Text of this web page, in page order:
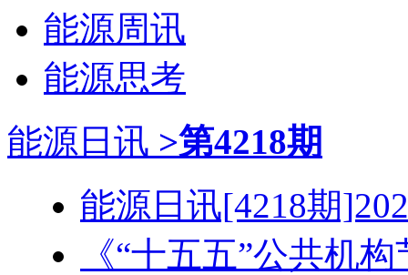
能源周讯
能源思考
能源日讯 >第4218期
能源日讯[4218期
《“十五五”公共机